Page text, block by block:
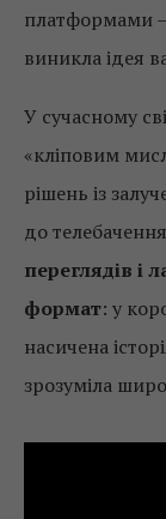
платформами
виникла ідея
У сучасному
«кліповим
рішень із
до
переглядів і
формат: у
насичена
зрозуміла